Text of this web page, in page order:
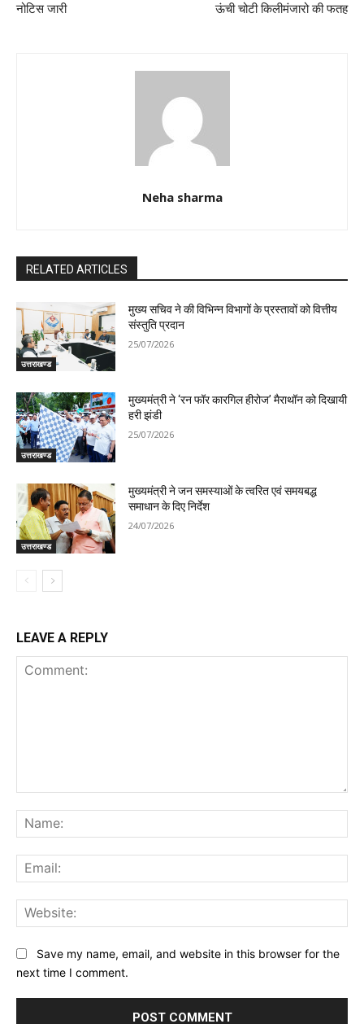
नोटिस जारी
ऊंची चोटी किलीमंजारो की फतह
Neha sharma
RELATED ARTICLES
उत्तराखण्ड
मुख्य सचिव ने की विभिन्न विभागों के प्रस्तावों को वित्तीय
संस्तुति प्रदान
25/07/2026
उत्तराखण्ड
मुख्यमंत्री ने ‘रन फॉर कारगिल हीरोज’ मैराथॉन को दिखायी
हरी झंडी
25/07/2026
उत्तराखण्ड
मुख्यमंत्री ने जन समस्याओं के त्वरित एवं समयबद्ध
समाधान के दिए निर्देश
24/07/2026
LEAVE A REPLY
Save my name, email, and website in this browser for the
next time I comment.